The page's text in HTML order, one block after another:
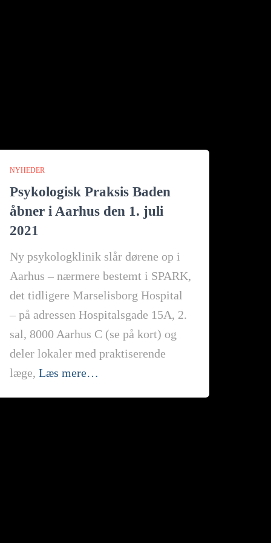
NYHEDER
Psykologisk Praksis Baden
åbner i Aarhus den 1. juli
2021
Ny psykologklinik slår dørene op i
Aarhus – nærmere bestemt i SPARK,
det tidligere Marselisborg Hospital
– på adressen Hospitalsgade 15A, 2.
sal, 8000 Aarhus C (se på kort) og
deler lokaler med praktiserende
læge, Læs mere…